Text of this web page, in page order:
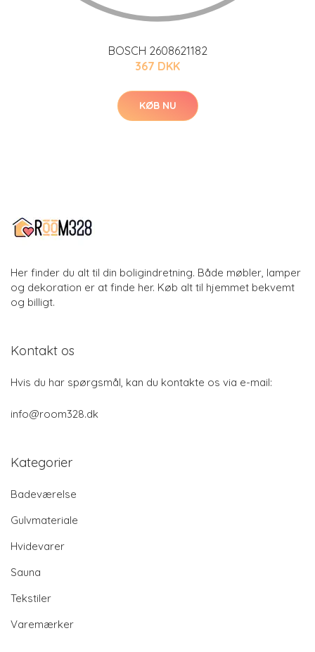
BOSCH 2608621182
367 DKK
KØB NU
Her finder du alt til din boligindretning. Både møbler, lamper
og dekoration er at finde her. Køb alt til hjemmet bekvemt
og billigt.
Kontakt os
Hvis du har spørgsmål, kan du kontakte os via e-mail:
info@room328.dk
Kategorier
Badeværelse
Gulvmateriale
Hvidevarer
Sauna
Tekstiler
Varemærker